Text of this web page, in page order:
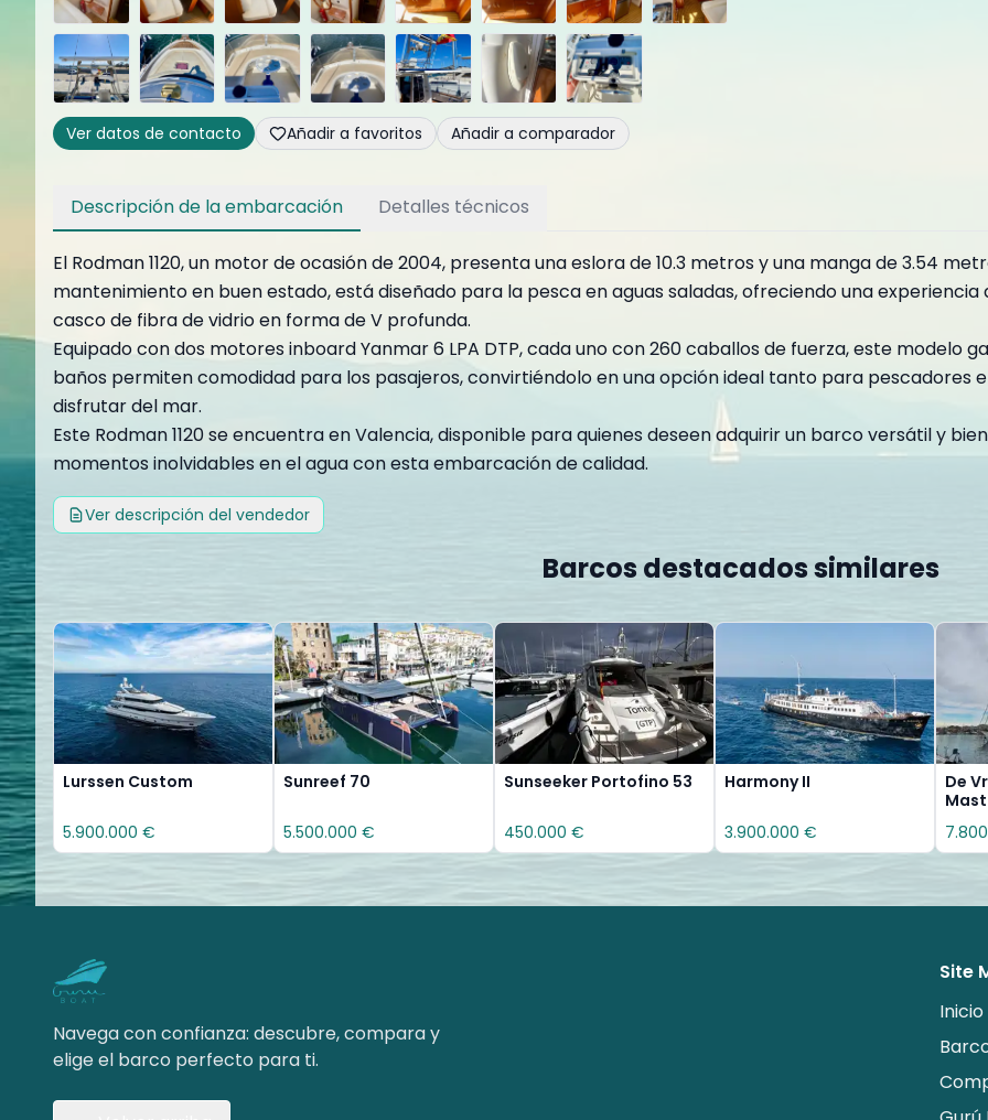
Ver datos de contacto Añadir a favoritos Añadir a comparador
Descripción de la embarcación Detalles técnicos
El Rodman 1120, un motor de ocasión de 2004, presenta una eslora de 10.3 metros y una manga de 3.54
mantenimiento en buen estado, está diseñado para la pesca en aguas saladas, ofreciendo una
casco de fibra de vidrio en forma de V profunda.
Equipado con dos motores inboard Yanmar 6 LPA DTP, cada uno con 260 caballos de fuerza, este modelo
baños permiten comodidad para los pasajeros, convirtiéndolo en una opción ideal tanto para pescadores
disfrutar del mar.
Este Rodman 1120 se encuentra en Valencia, disponible para quienes deseen adquirir un barco versátil y
momentos inolvidables en el agua con esta embarcación de calidad.
Ver descripción del vendedor
Barcos destacados similares
Lurssen Custom
5.900.000 €
Sunreef 70
5.500.000 €
Sunseeker Portofino 53
450.000 €
Harmony II
3.900.000 €
De
Navega con confianza: descubre, compara y
elige el barco perfecto para ti.
Site
Inicio